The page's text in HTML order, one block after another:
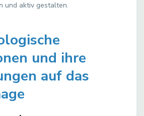
und aktiv gestalten.
und ihre
auf das